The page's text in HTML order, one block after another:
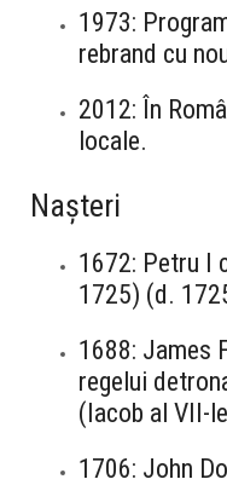
1973:
rebrand cu
2012: În
locale.
Nașteri
1672: Petru I
1725) (d.
1688: James
regelui
(Iacob al VII-
1706: John